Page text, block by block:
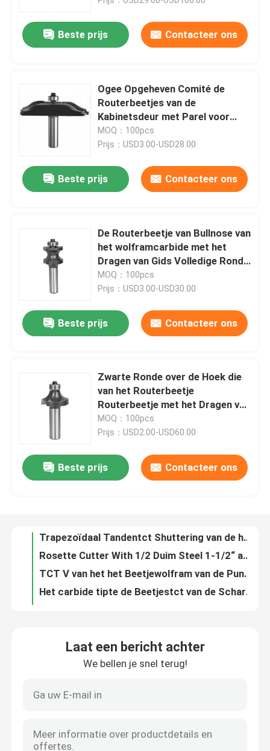
Huis
Producten
Ongeveer ons
Kwaliteitscontrole
Contacteer ons
Recht Routerbeetje
Gezamenlijke freesbit
Beste prijs Contacteer ons
Ogee Opgeheven Comité de
Routerbeetjes van de
Kabinetsdeur met Parel voor
routerlijst
MOQ：100pcs
Prijs：USD3.00-USD28.00
Beste prijs Contacteer ons
De Routerbeetje van Bullnose van
het wolframcarbide met het
Dragen van Gids Volledige Ronde
Rand
MOQ：100pcs
Prijs：USD3.00-USD30.00
Beste prijs Contacteer ons
Zwarte Ronde over de Hoek die
van het Routerbeetje
Routerbeetje met het Dragen van
Gids rond maken
MOQ：100pcs
Prijs：USD2.00-USD60.00
Beste prijs Contacteer ons
Trapezoïdaal Tandentct Shuttering van de het Blad Scherp Spijker van de Bouwzaag Materiaal
Getipte Countersink van Betophulpmiddelen Carbide verzinkt TCT rond of Hexuitdraaisteel
R de Fluit HSS verzinkt 90 Gr.-CBN Malende Countersink van het Hoge snelheidsstaal
Vlakke HSS verzinkt de Boorbeetje van DIN373 Counterbore met Vaste Gids
Laat een bericht achter
We bellen je snel terug!